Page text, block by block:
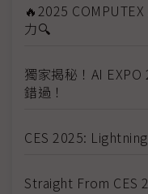
🔥2025
力🔍
獨家揭秘！AI
錯過！
CES 2025:
Straight From CES